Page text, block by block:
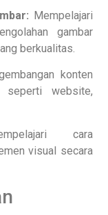
Mempelajari
gambar
berkualitas.
konten
website,
cara
visual secara